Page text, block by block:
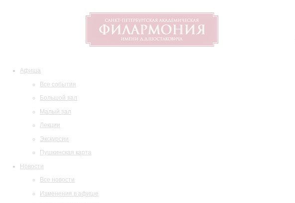
Афиша
Все события
Большой зал
Малый зал
Лекции
Экскурсии
Пушкинская карта
Новости
Все новости
Изменения в афише